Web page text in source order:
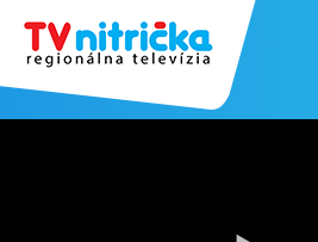
Zoo v Lužiankach